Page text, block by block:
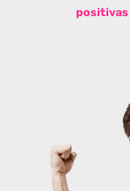
positivas